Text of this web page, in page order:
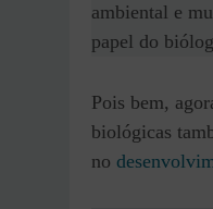
ambiental e
papel do
Pois bem,
biológicas
no